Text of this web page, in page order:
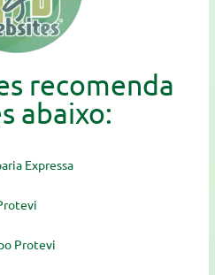
recomenda
abaixo:
Expressa
Protevi